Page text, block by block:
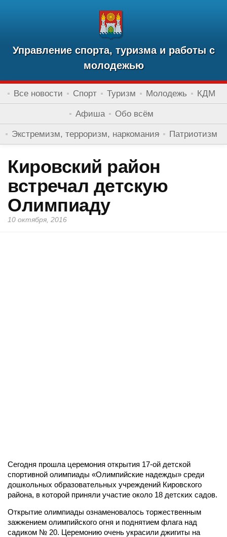
Управление спорта, туризма и работы с
молодежью
Все новости Спорт Туризм Молодежь КДМ
Афиша Обо всём
Экстремизм, терроризм, наркомания Патриотизм
Кировский район
встречал детскую
Олимпиаду
10 октября, 2016
Сегодня прошла церемония открытия 17-ой детской
спортивной олимпиады «Олимпийские надежды» среди
дошкольных образовательных учреждений Кировского
района, в которой приняли участие около 18 детских садов.
Открытие олимпиады ознаменовалось торжественным
зажжением олимпийского огня и поднятием флага над
садиком № 20. Церемонию очень украсили джигиты на